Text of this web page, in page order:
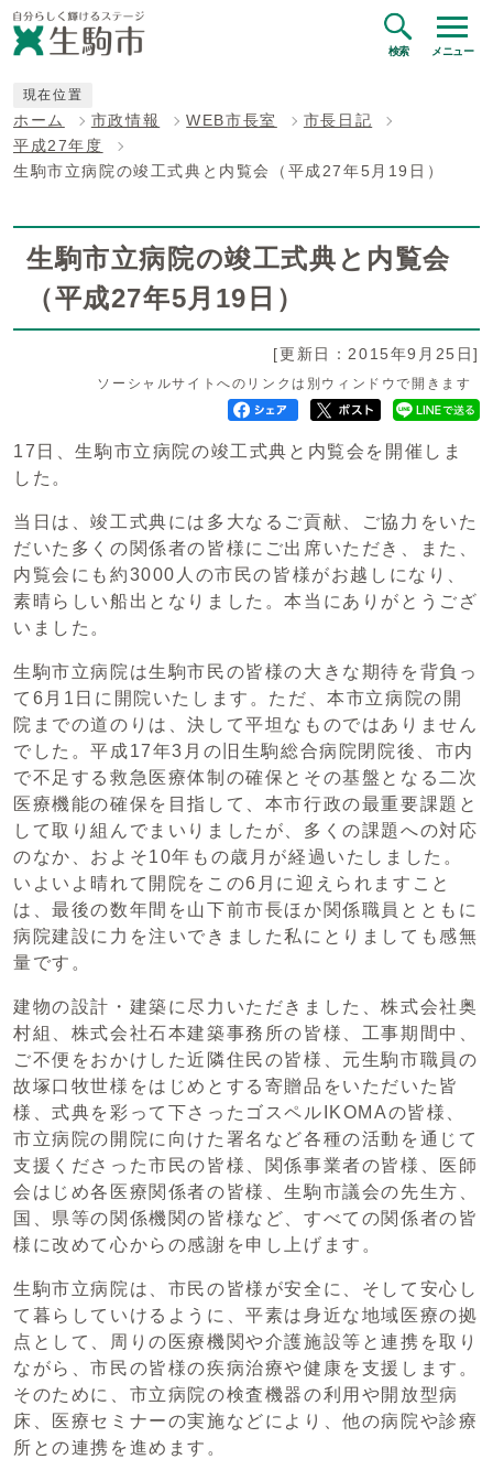
検索 メニュー
現在位置
ホーム 市政情報 WEB市長室
市長日記
平成27年度
生駒市立病院の竣工式典と内覧会（平成27年5月19日）
生駒市立病院の竣工式典と内覧会
（平成27年5月19日）
[更新日：2015年9月25日]
ソーシャルサイトへのリンクは別ウィンドウで開きます
17日、生駒市立病院の竣工式典と内覧会を開催しま
した。
当日は、竣工式典には多大なるご貢献、ご協力をいた
だいた多くの関係者の皆様にご出席いただき、また、
内覧会にも約3000人の市民の皆様がお越しになり、
素晴らしい船出となりました。本当にありがとうござ
いました。
生駒市立病院は生駒市民の皆様の大きな期待を背負っ
て6月1日に開院いたします。ただ、本市立病院の開
院までの道のりは、決して平坦なものではありません
でした。平成17年3月の旧生駒総合病院閉院後、市内
で不足する救急医療体制の確保とその基盤となる二次
医療機能の確保を目指して、本市行政の最重要課題と
して取り組んでまいりましたが、多くの課題への対応
のなか、およそ10年もの歳月が経過いたしました。
いよいよ晴れて開院をこの6月に迎えられますこと
は、最後の数年間を山下前市長ほか関係職員とともに
病院建設に力を注いできました私にとりましても感無
量です。
建物の設計・建築に尽力いただきました、株式会社奥
村組、株式会社石本建築事務所の皆様、工事期間中、
ご不便をおかけした近隣住民の皆様、元生駒市職員の
故塚口牧世様をはじめとする寄贈品をいただいた皆
様、式典を彩って下さったゴスペルIKOMAの皆様、
市立病院の開院に向けた署名など各種の活動を通じて
支援くださった市民の皆様、関係事業者の皆様、医師
会はじめ各医療関係者の皆様、生駒市議会の先生方、
国、県等の関係機関の皆様など、すべての関係者の皆
様に改めて心からの感謝を申し上げます。
生駒市立病院は、市民の皆様が安全に、そして安心し
て暮らしていけるように、平素は身近な地域医療の拠
点として、周りの医療機関や介護施設等と連携を取り
ながら、市民の皆様の疾病治療や健康を支援します。
そのために、市立病院の検査機器の利用や開放型病
床、医療セミナーの実施などにより、他の病院や診療
所との連携を進めます。